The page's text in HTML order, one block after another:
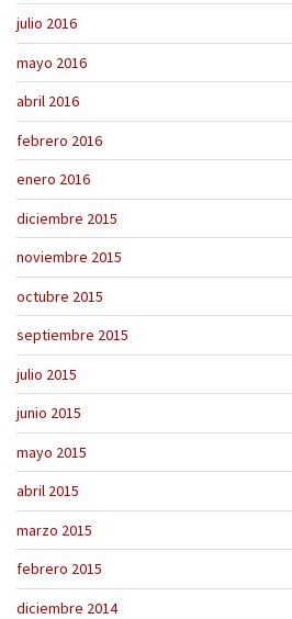
julio 2016
mayo 2016
abril 2016
febrero 2016
enero 2016
diciembre 2015
noviembre 2015
octubre 2015
septiembre 2015
julio 2015
junio 2015
mayo 2015
abril 2015
marzo 2015
febrero 2015
diciembre 2014